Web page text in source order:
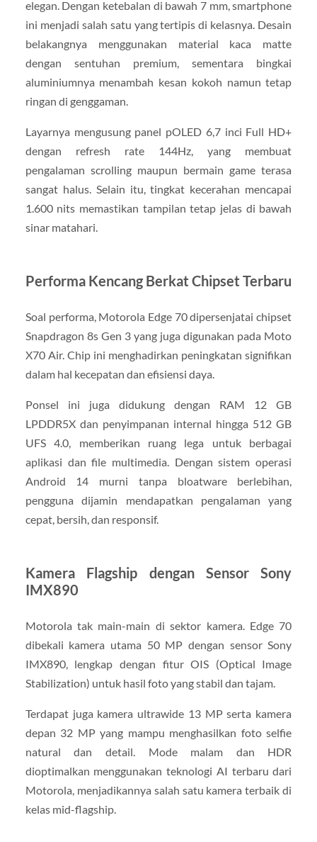
elegan. Dengan ketebalan di bawah 7 mm, smartphone
ini menjadi salah satu yang tertipis di kelasnya. Desain
belakangnya menggunakan material kaca matte
dengan sentuhan premium, sementara bingkai
aluminiumnya menambah kesan kokoh namun tetap
ringan di genggaman.
Layarnya mengusung panel pOLED 6,7 inci Full HD+
dengan refresh rate 144Hz, yang membuat
pengalaman scrolling maupun bermain game terasa
sangat halus. Selain itu, tingkat kecerahan mencapai
1.600 nits memastikan tampilan tetap jelas di bawah
sinar matahari.
Performa Kencang Berkat Chipset Terbaru
Soal performa, Motorola Edge 70 dipersenjatai chipset
Snapdragon 8s Gen 3 yang juga digunakan pada Moto
X70 Air. Chip ini menghadirkan peningkatan signifikan
dalam hal kecepatan dan efisiensi daya.
Ponsel ini juga didukung dengan RAM 12 GB
LPDDR5X dan penyimpanan internal hingga 512 GB
UFS 4.0, memberikan ruang lega untuk berbagai
aplikasi dan file multimedia. Dengan sistem operasi
Android 14 murni tanpa bloatware berlebihan,
pengguna dijamin mendapatkan pengalaman yang
cepat, bersih, dan responsif.
Kamera Flagship dengan Sensor Sony
IMX890
Motorola tak main-main di sektor kamera. Edge 70
dibekali kamera utama 50 MP dengan sensor Sony
IMX890, lengkap dengan fitur OIS (Optical Image
Stabilization) untuk hasil foto yang stabil dan tajam.
Terdapat juga kamera ultrawide 13 MP serta kamera
depan 32 MP yang mampu menghasilkan foto selfie
natural dan detail. Mode malam dan HDR
dioptimalkan menggunakan teknologi AI terbaru dari
Motorola, menjadikannya salah satu kamera terbaik di
kelas mid-flagship.